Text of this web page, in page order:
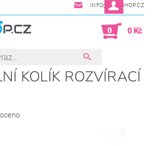
INFO@ERO-SHOP.CZ
0 0 Kč
KOLÍK ROZVÍRACÍ